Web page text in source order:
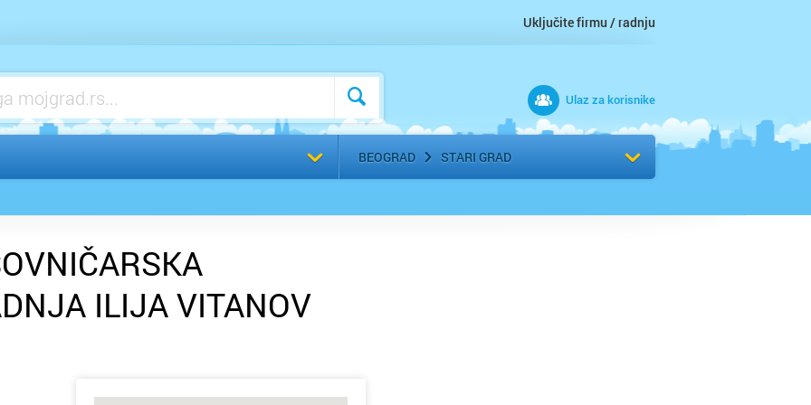
Uključite firmu / radnju
Ulaz za korisnike
BEOGRAD STARI GRAD
Izaberite grad Izaberite komšiluk
ILIJA VITANOV